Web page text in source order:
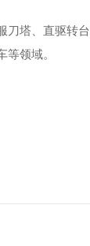
塔、直驱转
领域。